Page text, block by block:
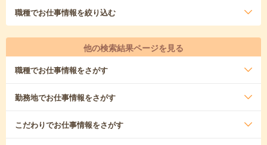
職種でお仕事情報を絞り込む
他の検索結果ページを見る
職種でお仕事情報をさがす
勤務地でお仕事情報をさがす
こだわりでお仕事情報をさがす